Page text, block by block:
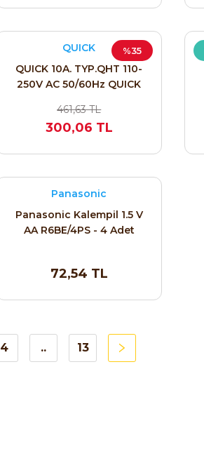
%35
QUICK
QUICK 10A. TYP.QHT 110-
250V AC 50/60Hz QUICK
Termostat – NO Kontaklı
Sıcaklık Kontrolü
461,63 TL
300,06 TL
Panasonic
Panasonic Kalempil 1.5 V
AA R6BE/4PS - 4 Adet
72,54 TL
4 .. 13